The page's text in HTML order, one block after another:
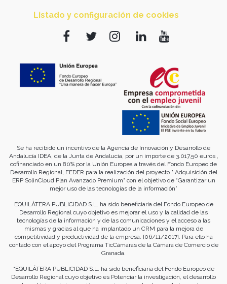
Listado y configuración de cookies
Se ha recibido un incentivo de la Agencia de Innovación y Desarrollo de
Andalucía IDEA, de la Junta de Andalucía, por un importe de 3.017,50 euros ,
cofinanciado en un 80% por la Unión Europea a través del Fondo Europeo de
Desarrollo Regional, FEDER para la realización del proyecto " Adquisición del
ERP SolinCloud Plan Avanzado Premium" con el objetivo de “Garantizar un
mejor uso de las tecnologías de la información”
EQUILÁTERA PUBLICIDAD S.L. ha sido beneficiaria del Fondo Europeo de
Desarrollo Regional cuyo objetivo es mejorar el uso y la calidad de las
tecnologías de la información y de las comunicaciones y el acceso a las
mismas y gracias al que ha implantado un CRM para la mejora de
competitividad y productividad de la empresa. [06/11/2017]. Para ello ha
contado con el apoyo del Programa TicCámaras de la Cámara de Comercio de
Granada.
“EQUILÁTERA PUBLICIDAD S.L. ha sido beneficiaria del Fondo Europeo de
Desarrollo Regional cuyo objetivo es Potenciar la investigación, el desarrollo